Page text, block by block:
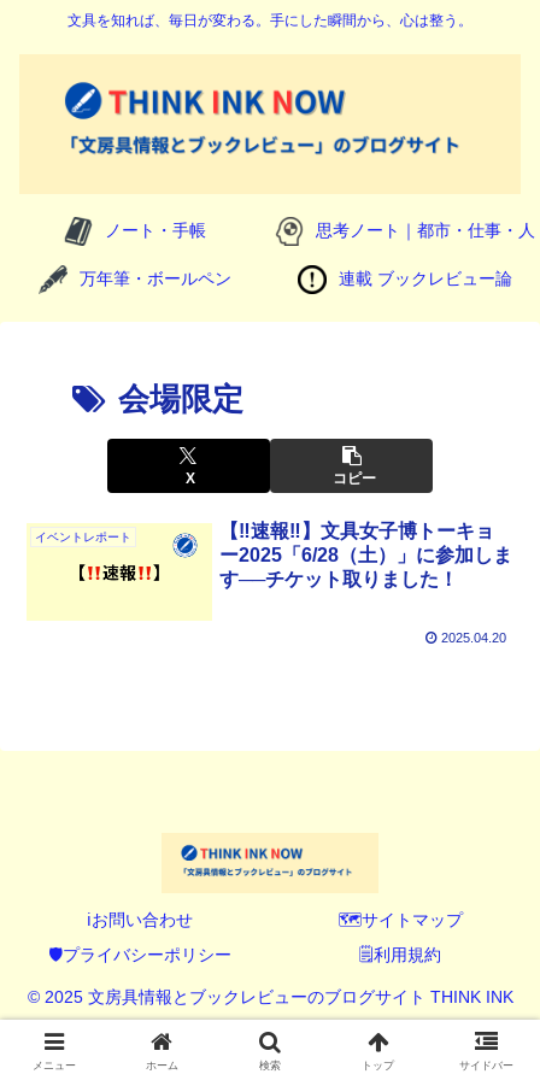
文具を知れば、毎日が変わる。手にした瞬間から、心は整う。
ノート・手帳 思考ノート｜都市・仕事・人
万年筆・ボールペン 連載 ブックレビュー論
会場限定
X コピー
イベントレポート
【‼️速報‼️】文具女子博トーキョ
ー2025「6/28（土）」に参加しま
す──チケット取りました！
2025.04.20
ℹ️お問い合わせ
🗺️サイトマップ
🛡️プライバシーポリシー
🗒️利用規約
© 2025 文房具情報とブックレビューのブログサイト THINK INK
メニュー ホーム 検索 トップ サイドバー